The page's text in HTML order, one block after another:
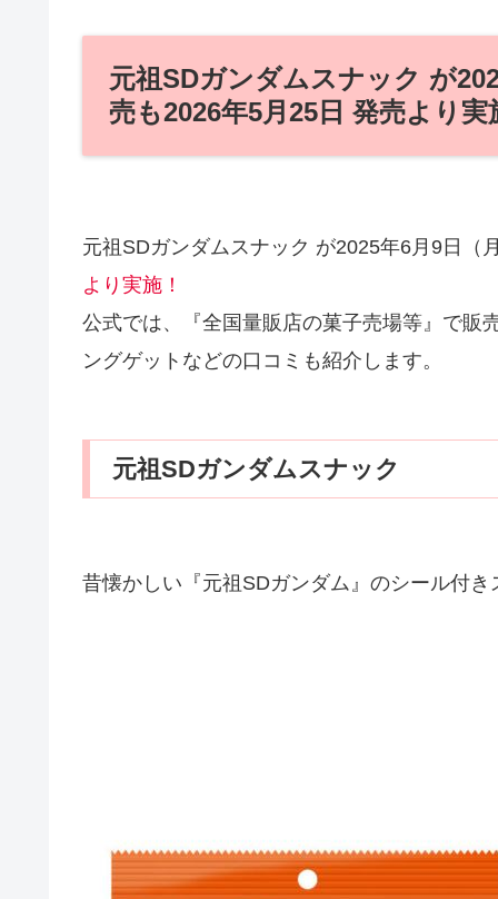
元祖SDガンダムスナック が
売も2026年5月25日 発売より実
元祖SDガンダムスナック が2025年6月9日（
より実施！
公式では、『全国量販店の菓子売場等』で販
ングゲットなどの口コミも紹介します。
元祖SDガンダムスナック
昔懐かしい『元祖SDガンダム』のシール付き